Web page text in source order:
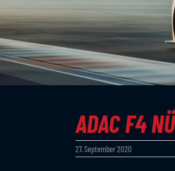
ADAC F4
27. September 2020